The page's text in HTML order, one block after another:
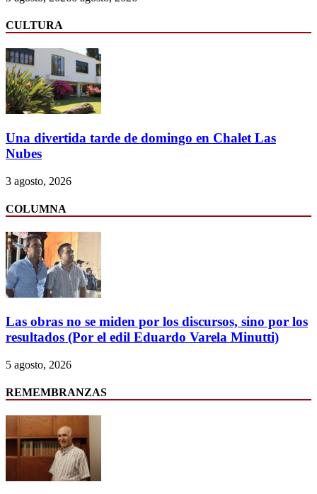
CULTURA
Una divertida tarde de domingo en Chalet Las
Nubes
3 agosto, 2026
COLUMNA
Las obras no se miden por los discursos, sino por los
resultados (Por el edil Eduardo Varela Minutti)
5 agosto, 2026
REMEMBRANZAS